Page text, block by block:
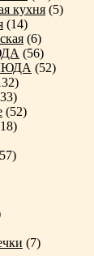
кухня (5)
(14)
(6)
(56)
(52)
(52)
(7)